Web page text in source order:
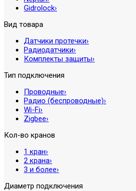
Gidrolock›
Вид товара
Датчики протечки›
Радиодатчики›
Комплекты защиты›
Тип подключения
Проводные›
Радио (беспроводные)›
Wi-Fi›
Zigbee›
Кол-во кранов
1 кран›
2 крана›
3 и более›
Диаметр подключения